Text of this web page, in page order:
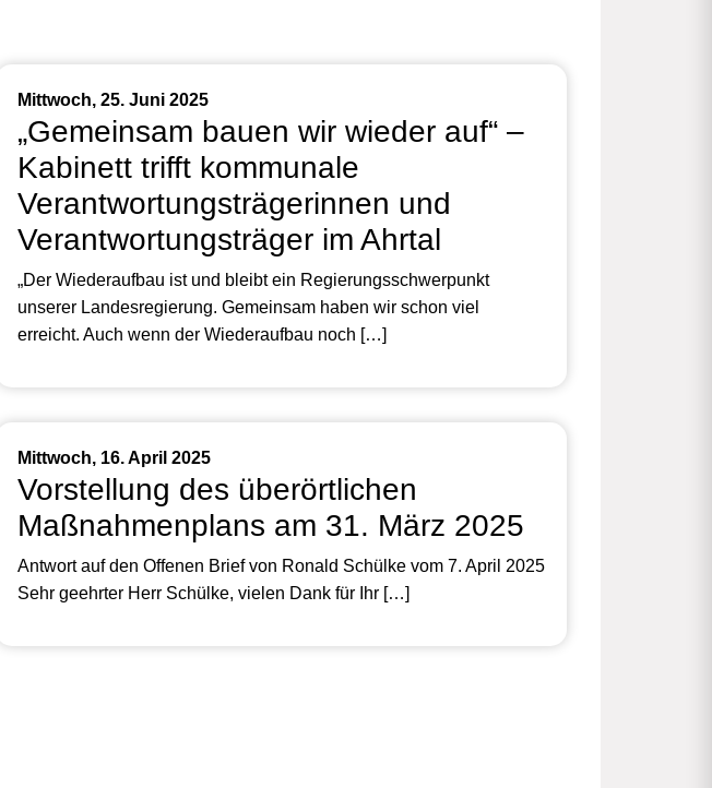
Mittwoch, 25. Juni 2025
„Gemeinsam bauen wir wieder auf“ –
Kabinett trifft kommunale
Verantwortungsträgerinnen und
Verantwortungsträger im Ahrtal
„Der Wiederaufbau ist und bleibt ein Regierungsschwerpunkt
unserer Landesregierung. Gemeinsam haben wir schon viel
erreicht. Auch wenn der Wiederaufbau noch […]
Mittwoch, 16. April 2025
Vorstellung des überörtlichen
Maßnahmenplans am 31. März 2025
Antwort auf den Offenen Brief von Ronald Schülke vom 7. April 2025
Sehr geehrter Herr Schülke, vielen Dank für Ihr […]